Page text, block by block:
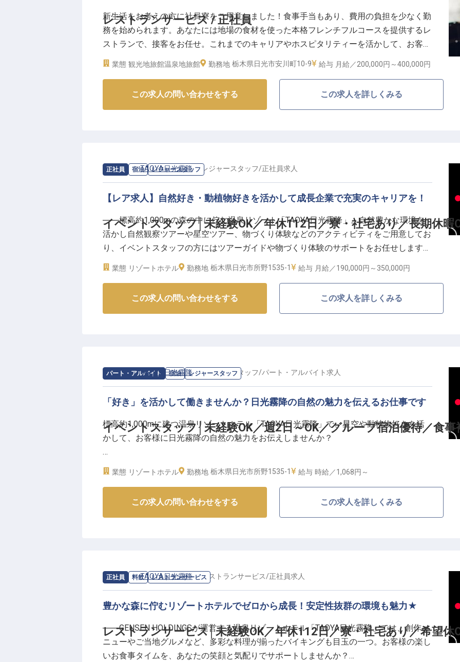
レストランサービス / 正社員
新生活をお考えの方に社員寮をご用意しました！食事手当もあり、費用の負担を少なく勤
務を始められます。あなたには地場の食材を使った本格フレンチフルコースを提供するレ
ストランで、接客をお任せ。これまでのキャリアやホスピタリティーを活かして、お客様
の思い出に残る仕事をしてみませんか？1日限定9組のお客様をお迎えする「日光西町倶楽
業態 観光地旅館温泉地旅館 勤務地 栃木県日光市安川町10-9 給与 月給／200,000円～400,000円
この求人の問い合わせをする この求人を詳しくみる
正社員 宿泊 レジャースタッフ
イベントスタッフ│未経験OK／年休112日／寮・社宅あり／長期休暇
求人情報：TAOYA日光霧降 の レジャースタッフ/正社員求人
【レア求人】自然好き・動植物好きを活かして成長企業で充実のキャリアを！
――標高約1,000mの森の中に佇む温泉リゾート「TAOYA日光霧降」。自然豊かな環境を
活かし自然観察ツアーや星空ツアー、物づくり体験などのアクティビティをご用意してお
り、イベントスタッフの方にはツアーガイドや物づくり体験のサポートをお任せします。
で、「自然が好き」「動植物が好き」という未経験の方もぜひチャレンジを。
◎格安の寮・借り上げ社宅
◎グループ宿泊優待券
◎従業員食事補助 etc.
【"TAOYA"について】
「ゆったりと、たおやかに。」をコンセプトに、日常の喧騒から離れ、自然に癒される心
豊かなひと時をご提供している温泉リゾートホテル。現在7施設を展開し、25年2月には
「TAOYA川治」が開業します。
ルーシブを採用し、お客様に気負いなく非日常をお楽しみいただいています。
業態 リゾートホテル 勤務地 栃木県日光市所野1535-1 給与 月給／190,000円～ 350,000円
この求人の問い合わせをする この求人を詳しくみる
パート・アルバイト 宿泊 レジャースタッフ
イベントスタッフ│未経験OK／週2日～OK／グループ宿泊優待／食事
求人情報：TAOYA日光霧降 のレジャースタッフ/パート・アルバイト求人
「好き」を活かして働きませんか？日光霧降の自然の魅力を伝えるお仕事です
標高約1,000mに建つ温泉リゾートホテル「TAOYA日光霧降」で、星空や動植物好きを活
かして、お客様に日光霧降の自然の魅力をお伝えしませんか？
★学歴・年齢不問！
★希望休の申請OK
★親子やお友達同士でもご応募OK！
せ。一から丁寧にお教えしますので「やってみたい！」と思った方はぜひご応募を♪
★従業員食事補助
★グループ宿泊優待券支給
★温泉入り放題
…などなど、勢いのある成長企業ならではの充実環境も整っています！
業態 リゾートホテル 勤務地 栃木県日光市所野1535-1 給与 時給／1,068円～
この求人の問い合わせをする この求人を詳しくみる
正社員 料飲 レストランサービス
レストランサービス│未経験OK／年休112日／寮・社宅あり／希望休
求人情報：TAOYA日光霧降のレストランサービス/正社員求人
豊かな森に佇むリゾートホテルでゼロから成長！安定性抜群の環境も魅力★
――GENSEN HOLDINGSが運営する温泉リゾートホテル「TAOYA日光霧降」では、創作メ
ニューやご当地グルメなど、多彩な料理が揃ったバイキングも目玉の一つ。お客様の楽し
いお食事タイムを、あなたの笑顔と気配りでサポートしませんか？